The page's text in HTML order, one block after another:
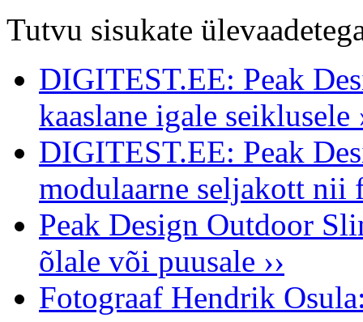
Tutvu sisukate
DIGITEST.EE: Peak
kaaslane igale seiklusele
DIGITEST.EE: Peak
modulaarne seljakott nii
Peak Design Outdoor
õlale või puusale ››
Fotograaf Hendrik